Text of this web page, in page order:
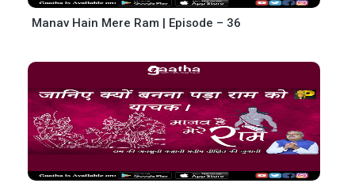
Manav Hain Mere Ram | Episode – 36